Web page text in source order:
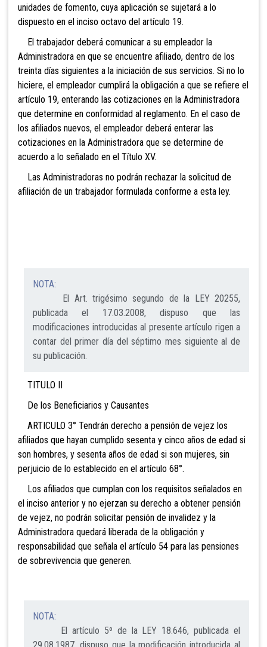
unidades de fomento, cuya aplicación se sujetará a lo
dispuesto en el inciso octavo del artículo 19.
El trabajador deberá comunicar a su empleador la
Administradora en que se encuentre afiliado, dentro de los
treinta días siguientes a la iniciación de sus servicios. Si no lo
hiciere, el empleador cumplirá la obligación a que se refiere el
artículo 19, enterando las cotizaciones en la Administradora
que determine en conformidad al reglamento. En el caso de
los afiliados nuevos, el empleador deberá enterar las
cotizaciones en la Administradora que se determine de
acuerdo a lo señalado en el Título XV.
Las Administradoras no podrán rechazar la solicitud de
afiliación de un trabajador formulada conforme a esta ley.
NOTA:
El Art. trigésimo segundo de la LEY 20255,
publicada el 17.03.2008, dispuso que las
modificaciones introducidas al presente artículo rigen a
contar del primer día del séptimo mes siguiente al de
su publicación.
TITULO II
De los Beneficiarios y Causantes
ARTICULO 3° Tendrán derecho a pensión de vejez los
afiliados que hayan cumplido sesenta y cinco años de edad si
son hombres, y sesenta años de edad si son mujeres, sin
perjuicio de lo establecido en el artículo 68°.
Los afiliados que cumplan con los requisitos señalados en
el inciso anterior y no ejerzan su derecho a obtener pensión
de vejez, no podrán solicitar pensión de invalidez y la
Administradora quedará liberada de la obligación y
responsabilidad que señala el artículo 54 para las pensiones
de sobrevivencia que generen.
NOTA:
El artículo 5º de la LEY 18.646, publicada el